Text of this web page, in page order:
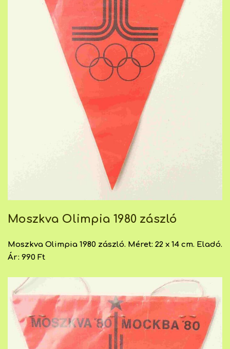
Moszkva Olimpia 1980 zászló
Moszkva Olimpia 1980 zászló. Méret: 22 x 14 cm. Eladó.
Ár: 990 Ft